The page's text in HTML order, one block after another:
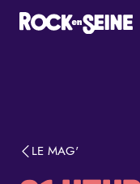
Aller au contenu principal
LE MAG'
Panneau de gestion des